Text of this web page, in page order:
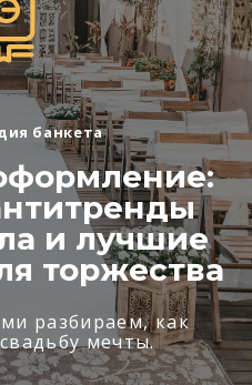
банкета
и лучшие
торжества
разбираем, как
мечты.